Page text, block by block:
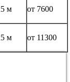
м от 7600
м от 11300